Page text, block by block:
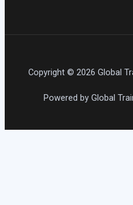
Copyright © 2026 Global
Powered by Global